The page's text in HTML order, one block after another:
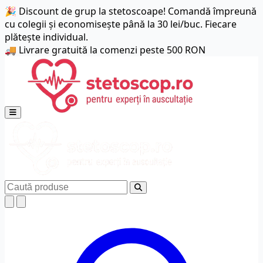
🎉 Discount de grup la stetoscoape! Comandă împreună
cu colegii și economisește până la 30 lei/buc. Fiecare
plătește individual.
🚚 Livrare gratuită la comenzi peste 500 RON
Deschide meniul principal